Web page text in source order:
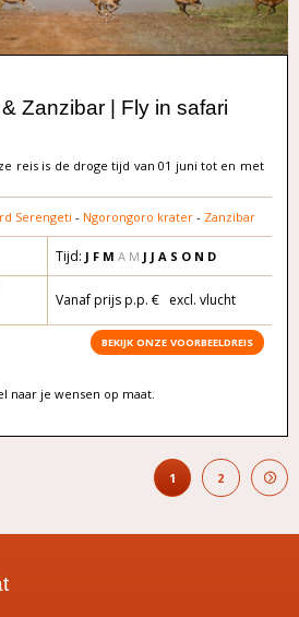
Zanzibar | Fly in safari
reis is de droge tijd van 01 juni tot en met
Serengeti - Ngorongoro krater- Zanzibar
Tijd: J F M A M J J A S O N D
Vanaf prijs p.p. € excl. vlucht
BEKIJK ONZE VOORBEELDREIS
naar je wensen op maat.
1 2